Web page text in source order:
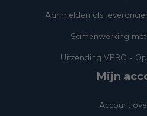
Aanmelden als
Samenwerking
Uitzending VPRO -
Mijn
Account